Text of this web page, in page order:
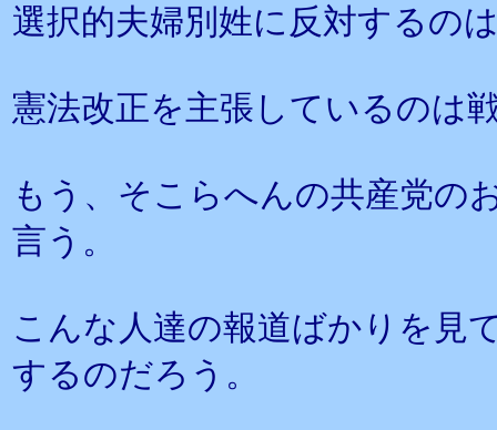
選択的夫婦別姓に反対するの
憲法改正を主張しているのは
もう、そこらへんの共産党の
言う。
こんな人達の報道ばかりを見
するのだろう。